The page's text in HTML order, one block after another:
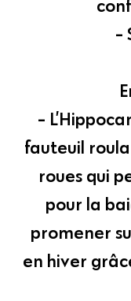
-
-
fauteuil
roues qui
pour la
promener
en hiver